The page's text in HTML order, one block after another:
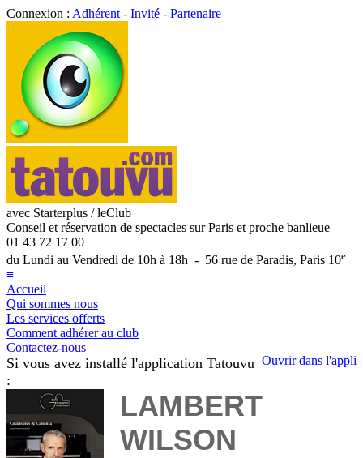
Connexion : Adhérent - Invité - Partenaire
avec Starterplus / leClub
Conseil et réservation de spectacles sur Paris et proche banlieue
01 43 72 17 00
du Lundi au Vendredi de 10h à 18h - 56 rue de Paradis, Paris 10e
≡
Accueil
Qui sommes nous
Les services offerts
Comment adhérer au club
Contactez-nous
Ouvrir dans l'appli
Si vous avez installé l'application Tatouvu
:
LAMBERT
WILSON